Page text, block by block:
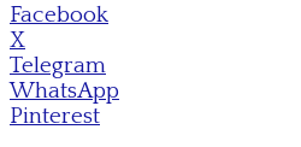
Facebook
X
Telegram
WhatsApp
Pinterest